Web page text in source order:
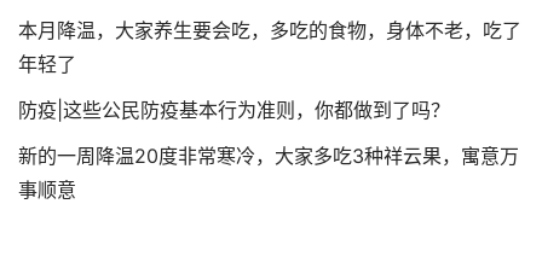
本月降温，大家养生要会吃，多吃的食物，身体不老，吃了
年轻了
防疫|这些公民防疫基本行为准则，你都做到了吗？
新的一周降温20度非常寒冷，大家多吃3种祥云果，寓意万
事顺意